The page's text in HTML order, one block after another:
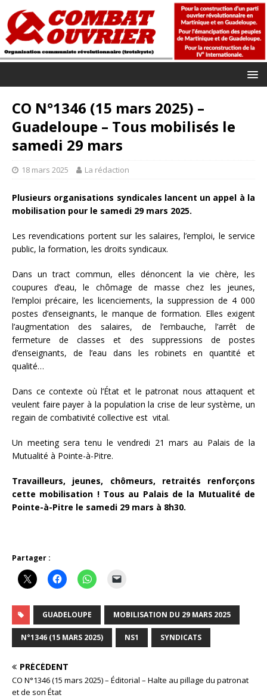
CO N°1346 (15 mars 2025) –
Guadeloupe – Tous mobilisés le
samedi 29 mars
18 mars 2025 La rédaction
Plusieurs organisations syndicales lancent un appel à la
mobilisation pour le samedi 29 mars 2025.
Les revendications portent sur les salaires, l’emploi, le service
public, la formation, les droits syndicaux.
Dans un tract commun, elles dénoncent la vie chère, les
coupures d’eau, le chômage de masse chez les jeunes,
l’emploi précaire, les licenciements, la suppression de 4 000
postes d’enseignants, le manque de formation. Elles exigent
l’augmentation des salaires, de l’embauche, l’arrêt de
fermeture de classes et des suppressions de postes
d’enseignants, de l’eau dans les robinets en quantité et
qualité…
Dans ce contexte où l’État et le patronat nous attaquent et
veulent faire payer à la population la crise de leur système, un
regain de combativité collective est vital.
Un meeting sera tenu le vendredi 21 mars au Palais de la
Mutualité à Pointe-à-Pitre.
Travailleurs, jeunes, chômeurs, retraités renforçons
cette mobilisation ! Tous au Palais de la Mutualité de
Pointe-à-Pitre le samedi 29 mars à 8h30.
Partager :
GUADELOUPE MOBILISATION DU 29 MARS 2025
N°1346 (15 MARS 2025) NS1 SYNDICATS
PRÉCÉDENT
CO N°1346 (15 mars 2025) – Éditorial – Halte au pillage du patronat
et de son État